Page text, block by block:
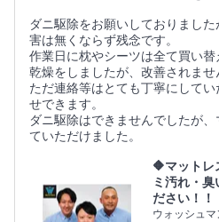
ダニ駆除をお願いしておりまし
害は無くならず残念です。
作業日に枕やシーツは全て買い
乾燥をしましたが、改善されませ
ただ連絡等はとても丁寧にして
せできます。
ダニ駆除はできませんでしたが
ていただけました。
🔶マットレ
ミ汚れ・臭
ださい！！
ウォッシュマ